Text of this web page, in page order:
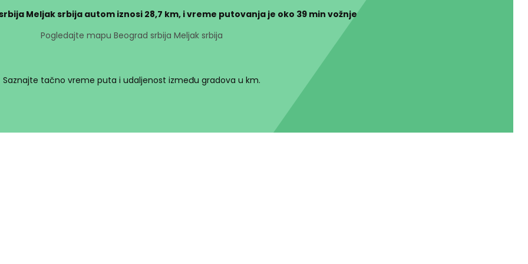
Meljak srbija autom iznosi28,7 km, i vreme putovanja je oko 39 min vožnje
Pogledajte mapu Beograd srbija Meljak srbija
Saznajte tačno vreme puta i udaljenost između gradova u km.